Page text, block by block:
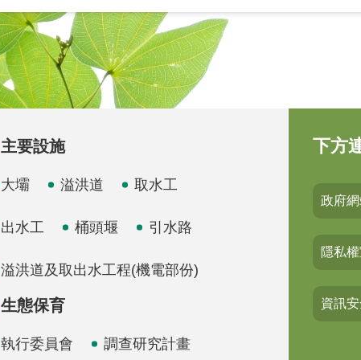
主要設施
大壩 溢洪道 取水工
出水工 桶頭堰 引水路
溢洪道及取出水工程(機電部份)
生態保育
執行委員會 調查研究計畫
下方
政府
隱私
資訊